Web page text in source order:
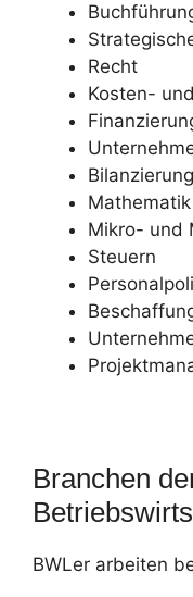
Recht
Kosten-
Mathematik
Mikro- und
Steuern
Branchen
BWLer arbeiten